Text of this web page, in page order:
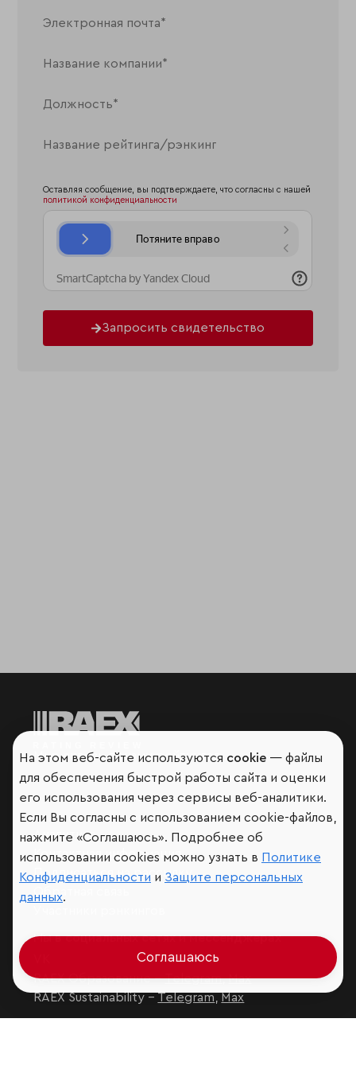
Оставляя сообщение, вы подтверждаете, что согласны с нашей
политикой конфиденциальности
Запросить свидетельство
Мир сквозь призму рейтингов
Аналитика
Контактная информация
Подписаться на рассылку
Обратная связь
Мы в социальных сетях и мессенджерах
RAEX Образование –Telegram,Max
RAEX Sustainability – Telegram, Max
На этом веб-сайте используются cookie — файлы
для обеспечения быстрой работы сайта и оценки
его использования через сервисы веб-аналитики.
Если Вы согласны с использованием cookie-файлов,
нажмите «Соглашаюсь». Подробнее об
использовании cookies можно узнать в Политике
Конфиденциальности и Защите персональных
данных.
Соглашаюсь